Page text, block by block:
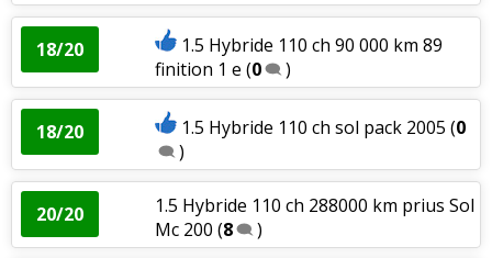
18/20
1.5 Hybride 110 ch 90 000 km 89
finition 1 e (0 )
18/20 1.5 Hybride 110 ch sol pack 2005 (0
)
20/20
1.5 Hybride 110 ch 288000 km prius Sol
Mc 200 (8 )